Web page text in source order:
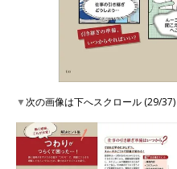
▼次の画像は下へスクロール (29/37)